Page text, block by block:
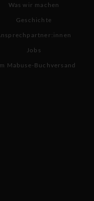
Was wir machen
Geschichte
Jobs
Mabuse-Buchversand